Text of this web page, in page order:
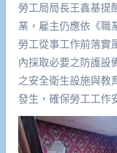
勞工局局長王鑫基提
業，雇主仍應依《職
勞工從事工作前落實
內採取必要之防護設
之安全衛生設施與教
發生，確保勞工工作